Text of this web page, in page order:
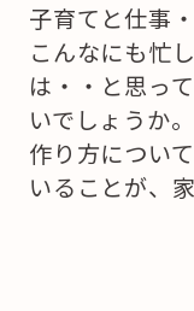
子育てと仕事
こんなにも忙
は・・と思っ
いでしょうか
作り方につい
いることが、